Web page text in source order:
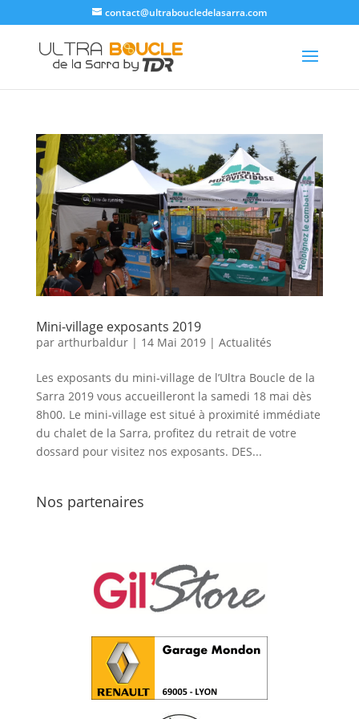
contact@ultraboucledelasarra.com
Mini-village exposants 2019
par arthurbaldur| 14 Mai 2019| Actualités
Les exposants du mini-village de l’Ultra Boucle de la
Sarra 2019 vous accueilleront la samedi 18 mai dès
8h00. Le mini-village est situé à proximité immédiate
du chalet de la Sarra, profitez du retrait de votre
dossard pour visitez nos exposants. DES...
Nos partenaires